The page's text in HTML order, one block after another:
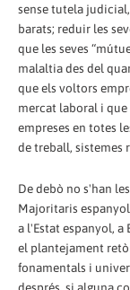
sense tutela
barats; reduir les
que les seves
malaltia des del
que els voltors
mercat laboral i que
empreses en totes
de treball,
De debò no s'han
Majoritaris
a l'Estat espanyol, a
el plantejament
fonamentals i
després, si alguna